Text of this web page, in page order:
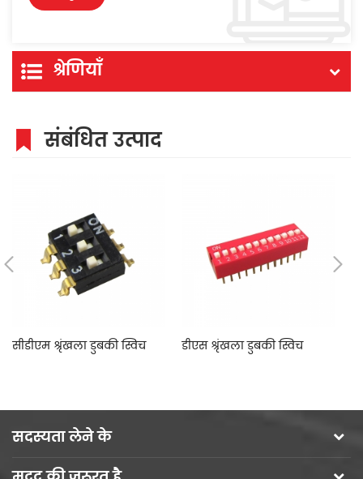
श्रेणियाँ
संबंधित उत्पाद
सीडीएम श्रृंखला डुबकी स्विच डीएस श्रृंखला डुबकी स्विच
सदस्यता लेने के